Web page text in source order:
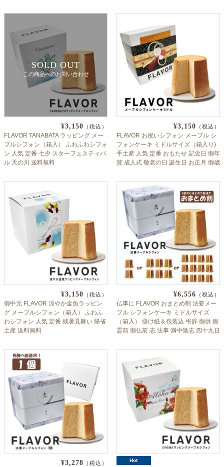
ペーパーアイテム
DIY用品
引菓子
引出物ギフト
ブライダルバッグ
演出用品
内祝い 出産祝い
季節イベント特集
会社概要
よくあるご質問
ドメイン指定受信について
無料サンプル・資料請求
お問合せ
SOLD OUT
この商品へのお問い合わせ
¥3,150 （税込）
FLAVOR TANABATA ラッピング メー
プルシフォン（箱入） ふわふわシフォ
ン 人気 定番 七夕 スターフェスティバ
ル 天の川 送料無料
¥3,150 （税込）
FLAVOR お祝いシフォン メープル シ
フォンケーキ ミドルサイズ（箱入り)
手土産 人気 定番 おもたせ 記念日 御年
賀 成人式 敬老の日 誕生日 お正月 御歳
¥3,150 （税込）
御中元 FLAVOR 涼やか金魚ラッピン
グ メープルシフォン（箱入） ふわふ
わシフォン 人気 定番 残暑見舞い 帰省
土産 送料無料
¥6,556 （税込）
仏事に FLAVOR おまとめ割 法要メー
プル シフォンケーキ ミドルサイズ
（箱入） 掛け紙＆包装込 弔辞 御供 御
霊前 御仏前 志 法事 満中陰志 四十九日
レイバー
¥3,278 （税込） Hot